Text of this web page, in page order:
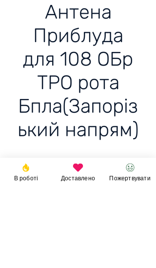
Антена
Приблуда
для 108 ОБр
ТРО рота
Бпла(Запоріз
ький напрям)
Антена Приблуда для 108
ОБр ТРО рота
В роботі Доставлено Пожертвувати